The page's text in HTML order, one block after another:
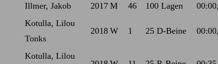
Illmer, Jakob
2017 M 46 100 Lagen
Kotulla, Lilou
Tonks
2018 W 1 25 D-Beine
Kotulla, Lilou